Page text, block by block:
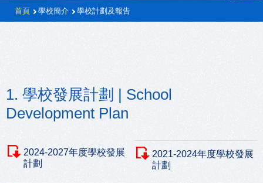
導
首頁 學校簡介 學校計劃及報告
1. 學校發展計劃 | School
Development Plan
2024-2027年度學校發展
計劃
2021-2024年度學校發展
計劃